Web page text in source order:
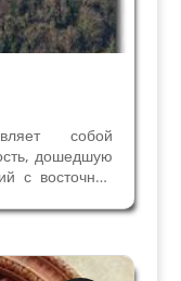
собой
дошедшую
с восточной
феодалы